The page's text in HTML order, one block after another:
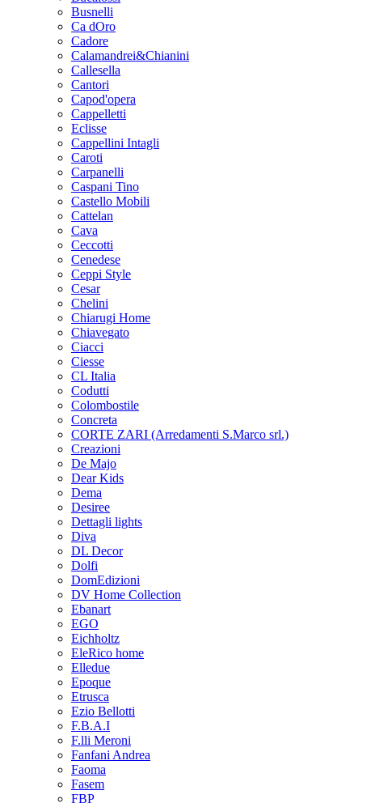
Busnelli
Ca dOro
Cadore
Calamandrei&Chianini
Callesella
Cantori
Capod'opera
Cappelletti
Eclisse
Cappellini Intagli
Caroti
Carpanelli
Caspani Tino
Castello Mobili
Cattelan
Cava
Ceccotti
Cenedese
Ceppi Style
Cesar
Chelini
Chiarugi Home
Chiavegato
Ciacci
Ciesse
CL Italia
Codutti
Colombostile
Concreta
CORTE ZARI (Arredamenti S.Marco srl.)
Creazioni
De Majo
Dear Kids
Dema
Desiree
Dettagli lights
Diva
DL Decor
Dolfi
DomEdizioni
DV Home Collection
Ebanart
EGO
Eichholtz
EleRico home
Elledue
Epoque
Etrusca
Ezio Bellotti
F.B.A.I
F.lli Meroni
Fanfani Andrea
Faoma
Fasem
FBP